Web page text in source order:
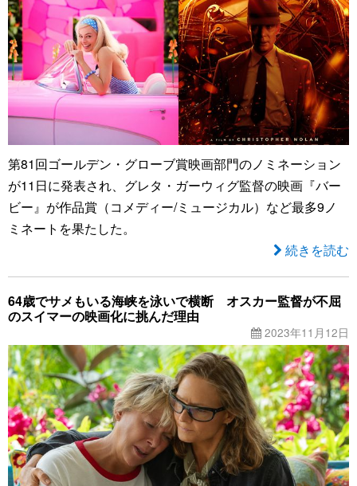
第81回ゴールデン・グローブ賞映画部門のノミネーション
が11日に発表され、グレタ・ガーウィグ監督の映画『バー
ビー』が作品賞（コメディー/ミュージカル）など最多9ノ
ミネートを果たした。
続きを読む
64歳でサメもいる海峡を泳いで横断 オスカー監督が不屈
のスイマーの映画化に挑んだ理由
2023年11月12日